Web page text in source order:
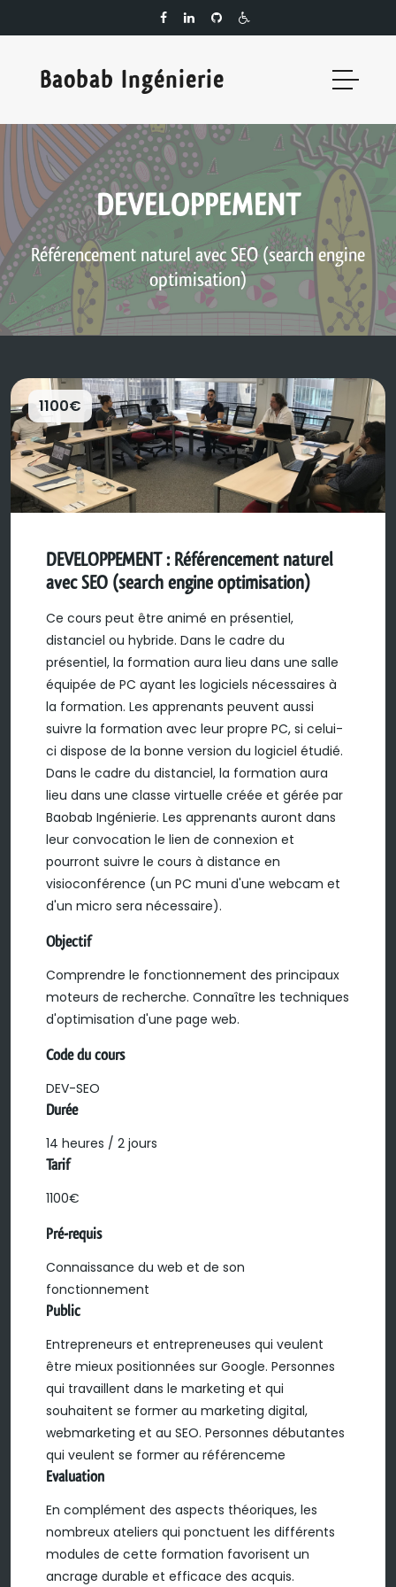
Baobab Ingénierie
DEVELOPPEMENT
Référencement naturel avec SEO (search engine
optimisation)
1100€
DEVELOPPEMENT : Référencement naturel
avec SEO (search engine optimisation)
Ce cours peut être animé en présentiel,
distanciel ou hybride. Dans le cadre du
présentiel, la formation aura lieu dans une salle
équipée de PC ayant les logiciels nécessaires à
la formation. Les apprenants peuvent aussi
suivre la formation avec leur propre PC, si celui-
ci dispose de la bonne version du logiciel étudié.
Dans le cadre du distanciel, la formation aura
lieu dans une classe virtuelle créée et gérée par
Baobab Ingénierie. Les apprenants auront dans
leur convocation le lien de connexion et
pourront suivre le cours à distance en
visioconférence (un PC muni d'une webcam et
d'un micro sera nécessaire).
Objectif
Comprendre le fonctionnement des principaux
moteurs de recherche. Connaître les techniques
d'optimisation d'une page web.
Code du cours
DEV-SEO
Durée
14 heures / 2 jours
Tarif
1100€
Pré-requis
Connaissance du web et de son
fonctionnement
Public
Entrepreneurs et entrepreneuses qui veulent
être mieux positionnées sur Google. Personnes
qui travaillent dans le marketing et qui
souhaitent se former au marketing digital,
webmarketing et au SEO. Personnes débutantes
qui veulent se former au référenceme
Evaluation
En complément des aspects théoriques, les
nombreux ateliers qui ponctuent les différents
modules de cette formation favorisent un
ancrage durable et efficace des acquis.